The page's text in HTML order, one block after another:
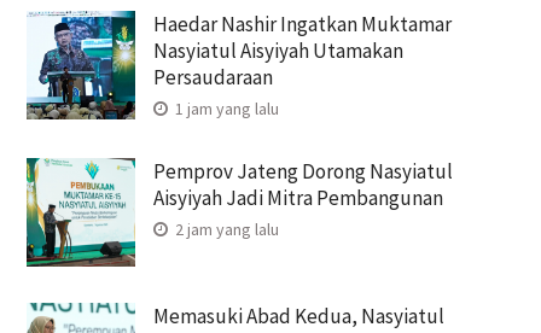
Haedar Nashir Ingatkan Muktamar
Nasyiatul Aisyiyah Utamakan
Persaudaraan
1 jam yang lalu
Pemprov Jateng Dorong Nasyiatul
Aisyiyah Jadi Mitra Pembangunan
2 jam yang lalu
Memasuki Abad Kedua, Nasyiatul